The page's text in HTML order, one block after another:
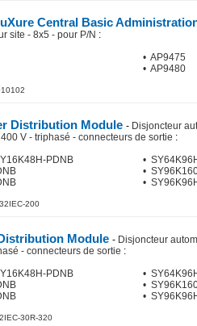
Central Basic
site - 8x5 - pour P/N :
• AP9475
• AP9480
Distribution Module - Disjoncteur
V - triphasé - connecteurs de sortie :
PDNB
•
•
•
200
Module - Disjoncteur
- connecteurs de sortie :
PDNB
•
•
•
30R-320